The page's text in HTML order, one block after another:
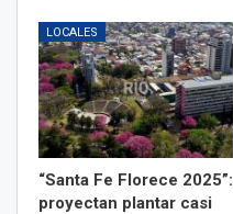
LOCALES
“Santa Fe Florece 2025”:
proyectan plantar casi